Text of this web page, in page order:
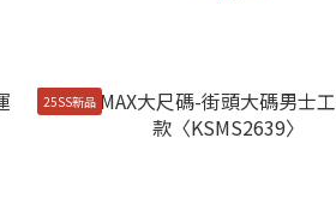
25SS新品